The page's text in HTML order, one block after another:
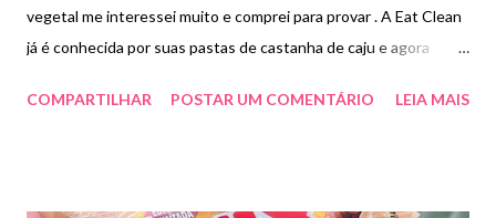
vegetal me interessei muito e comprei para provar . A Eat Clean
já é conhecida por suas pastas de castanha de caju e agora
polvilhada com pedaços de cookies e macia. Sem açúcar, glúten e
COMPARTILHAR POSTAR UM COMENTÁRIO LEIA MAIS